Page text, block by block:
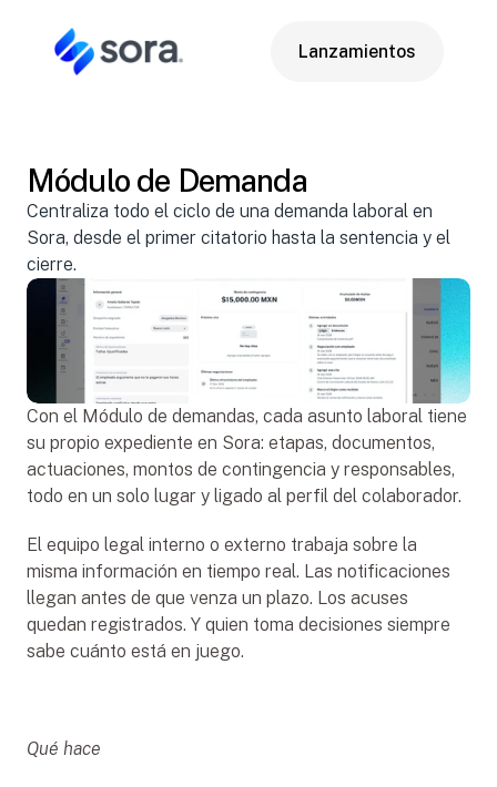
Lanzamientos
Apr 28, 2026
Módulo de Demanda
Centraliza todo el ciclo de una demanda laboral en
Sora, desde el primer citatorio hasta la sentencia y el
cierre.
Con el Módulo de demandas, cada asunto laboral tiene
su propio expediente en Sora: etapas, documentos,
actuaciones, montos de contingencia y responsables,
todo en un solo lugar y ligado al perfil del colaborador.
El equipo legal interno o externo trabaja sobre la
misma información en tiempo real. Las notificaciones
llegan antes de que venza un plazo. Los acuses
quedan registrados. Y quien toma decisiones siempre
sabe cuánto está en juego.
Qué hace